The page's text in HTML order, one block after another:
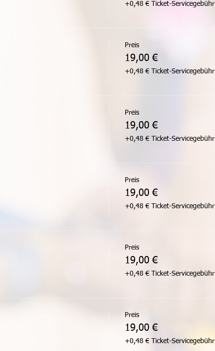
+0,48 € Ticket-Servicegebühr
Preis
19,00 €
+0,48 € Ticket-Servicegebühr
Preis
19,00 €
+0,48 € Ticket-Servicegebühr
Preis
19,00 €
+0,48 € Ticket-Servicegebühr
Preis
19,00 €
+0,48 € Ticket-Servicegebühr
Preis
19,00 €
+0,48 € Ticket-Servicegebühr